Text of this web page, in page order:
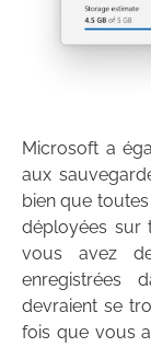
Microsoft a
aux
bien que
déployées sur
vous avez
enregistrées
devraient se
fois que vous